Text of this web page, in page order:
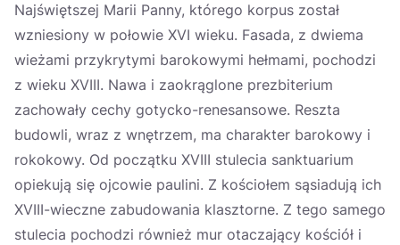
Najświętszej Marii Panny, którego korpus został
wzniesiony w połowie XVI wieku. Fasada, z dwiema
wieżami przykrytymi barokowymi hełmami, pochodzi
z wieku XVIII. Nawa i zaokrąglone prezbiterium
zachowały cechy gotycko-renesansowe. Reszta
budowli, wraz z wnętrzem, ma charakter barokowy i
rokokowy. Od początku XVIII stulecia sanktuarium
opiekują się ojcowie paulini. Z kościołem sąsiadują ich
XVIII-wieczne zabudowania klasztorne. Z tego samego
stulecia pochodzi również mur otaczający kościół i